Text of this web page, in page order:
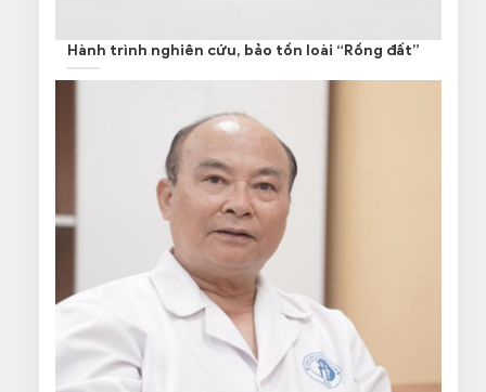
Hành trình nghiên cứu, bảo tồn loài “Rồng đất”